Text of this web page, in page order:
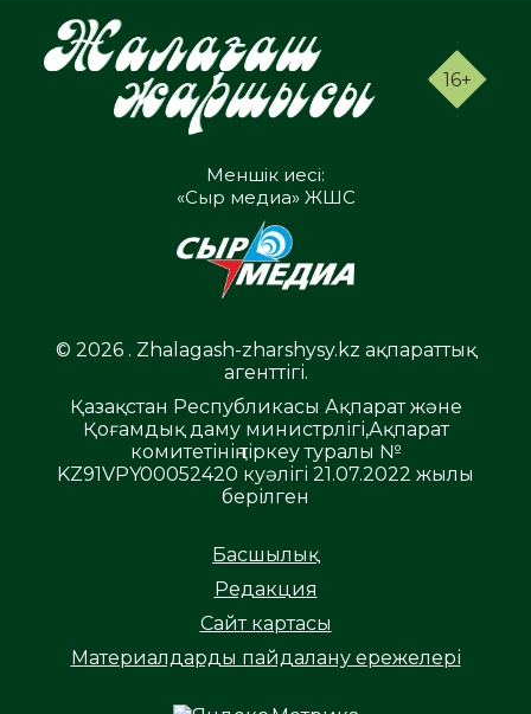
16+
Меншік иесі:
«Сыр медиа» ЖШС
© 2026 . Zhalagash-zharshysy.kz ақпараттық
агенттігі.
Қазақстан Республикасы Ақпарат және
Қоғамдық даму министрлігі,Ақпарат
комитетінің тіркеу туралы №
KZ91VPY00052420 куәлігі 21.07.2022 жылы
берілген
Басшылық
Редакция
Сайт картасы
Материалдарды пайдалану ережелері